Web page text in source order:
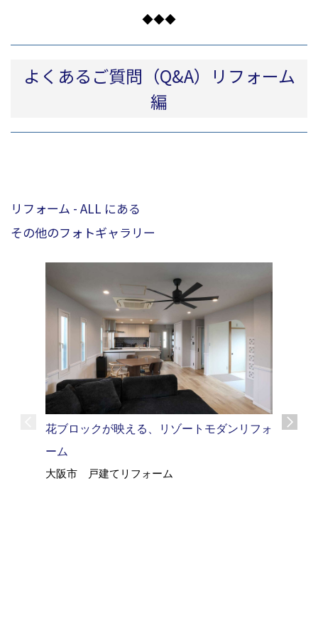
◆◆◆
よくあるご質問（Q&A）リフォーム
編
リフォーム - ALL にある
その他のフォトギャラリー
花ブロックが映える、リゾートモダンリフォ
ーム
大阪市 戸建てリフォーム
築35年